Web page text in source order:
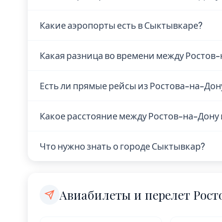
Какие аэропорты есть в Сыктывкаре?
Какая разница во времени между
нет.
Есть ли прямые рейсы из Ростова-на-
авиакомпании. Рекомендуем проверить
рейса без пересадок.
Какое расстояние между Ростов-на-
выходные.
Что нужно знать о городе Сыктывкар?
Авиабилеты и перелет